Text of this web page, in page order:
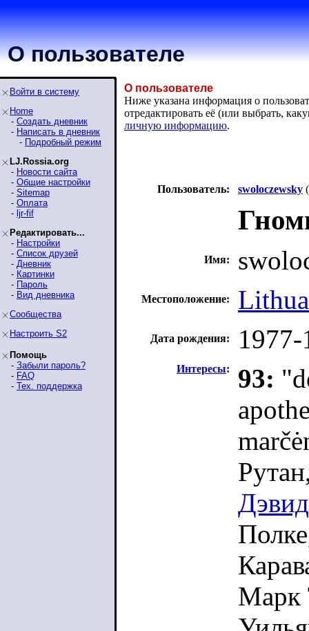
О пользователе
Войти в систему
Home
- Создать дневник
- Написать в дневник
- Подробный режим
LJ.Rossia.org
- Новости сайта
- Общие настройки
- Sitemap
- Оплата
- ljr-fif
Редактировать...
- Настройки
- Список друзей
- Дневник
- Картинки
- Пароль
- Вид дневника
Сообщества
Настроить S2
Помощь
- Забыли пароль?
- FAQ
- Тех. поддержка
О пользователе
Ниже указана информация о
отредактировать её (или выбрать,
личную информацию.
Пользователь: swoloczewsky
Имя:
Местоположение:
Дата рождения:
Интересы: 93:
Марк